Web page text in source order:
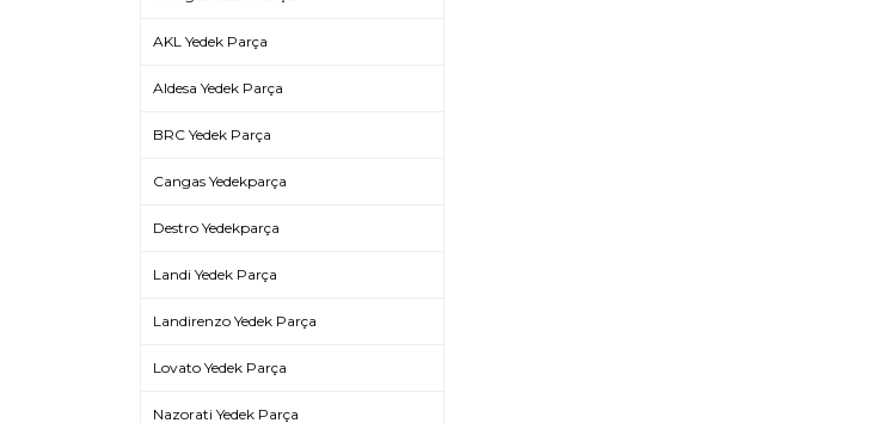
AKL Yedek Parça
Aldesa Yedek Parça
BRC Yedek Parça
Cangas Yedekparça
Destro Yedekparça
Landi Yedek Parça
Landirenzo Yedek Parça
Lovato Yedek Parça
Nazorati Yedek Parça